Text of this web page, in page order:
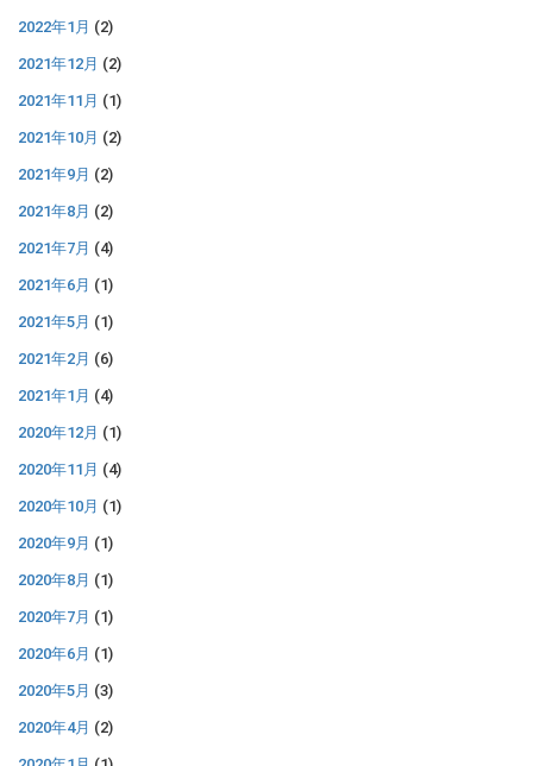
2022年1月 (2)
2021年12月 (2)
2021年11月 (1)
2021年10月 (2)
2021年9月 (2)
2021年8月 (2)
2021年7月 (4)
2021年6月 (1)
2021年5月 (1)
2021年2月 (6)
2021年1月 (4)
2020年12月 (1)
2020年11月 (4)
2020年10月 (1)
2020年9月 (1)
2020年8月 (1)
2020年7月 (1)
2020年6月 (1)
2020年5月 (3)
2020年4月 (2)